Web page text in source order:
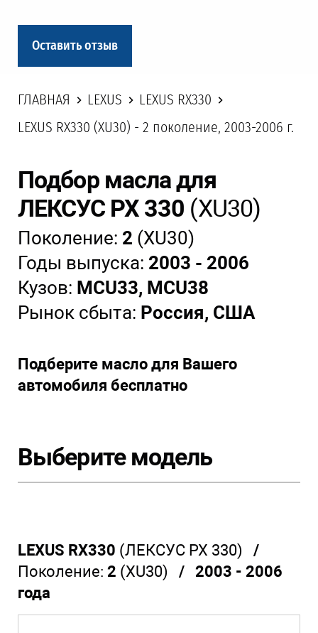
Оставить отзыв
ГЛАВНАЯ LEXUS
LEXUS RX330
LEXUS RX330 (XU30) - 2 поколение, 2003-2006 г.
Подбор масла для
ЛЕКСУС РХ 330 (XU30)
Поколение: 2 (XU30)
Годы выпуска: 2003 - 2006
Кузов: MCU33, MCU38
Рынок сбыта: Россия, США
Подберите масло для Вашего
автомобиля бесплатно
Выберите модель
LEXUS RX330 (ЛЕКСУС РХ 330) /
Поколение: 2 (XU30) / 2003 - 2006
года